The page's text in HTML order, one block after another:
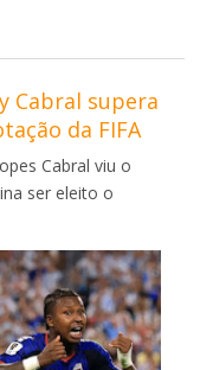
Cabral supera
da FIFA
Cabral viu o
ser eleito o